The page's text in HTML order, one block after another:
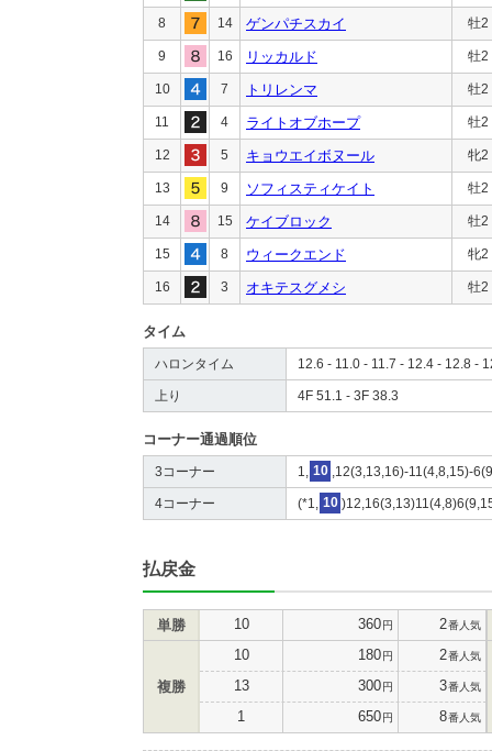
8 14 ゲンパチスカイ 牡2
9 16 リッカルド 牡2
10 7 トリレンマ 牡2
11 4 ライトオブホープ 牡2
12 5 キョウエイボヌール 牝2
13 9 ソフィスティケイト 牡2
14 15 ケイブロック 牡2
15 8 ウィークエンド 牝2
16 3 オキテスグメシ 牡2
タイム
ハロンタイム 12.6 - 11.0 - 11.7 - 12.4 - 12.8 -
上り 4F 51.1 - 3F 38.3
コーナー通過順位
3コーナー 1, 10 ,12(3,13,16)-11(4,8,15)-
4コーナー (*1, 10
払戻金
単勝 10 360円 2番人気
複勝
10 180円 2番人気
13 300円 3番人気
1 650円 8番人気